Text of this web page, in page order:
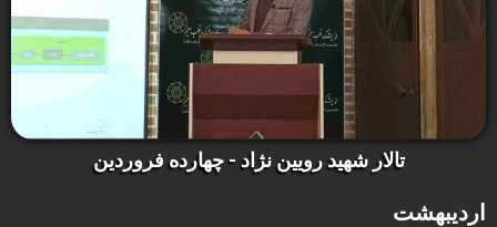
تالار شهید رویین نژاد - چهارده فروردین
اردیبهشت